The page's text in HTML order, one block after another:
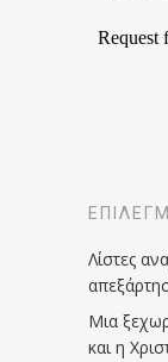
Λίστες
Μια
και η